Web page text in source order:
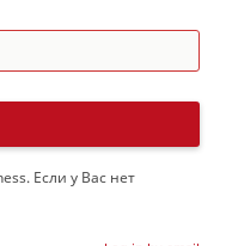
Если у Вас нет